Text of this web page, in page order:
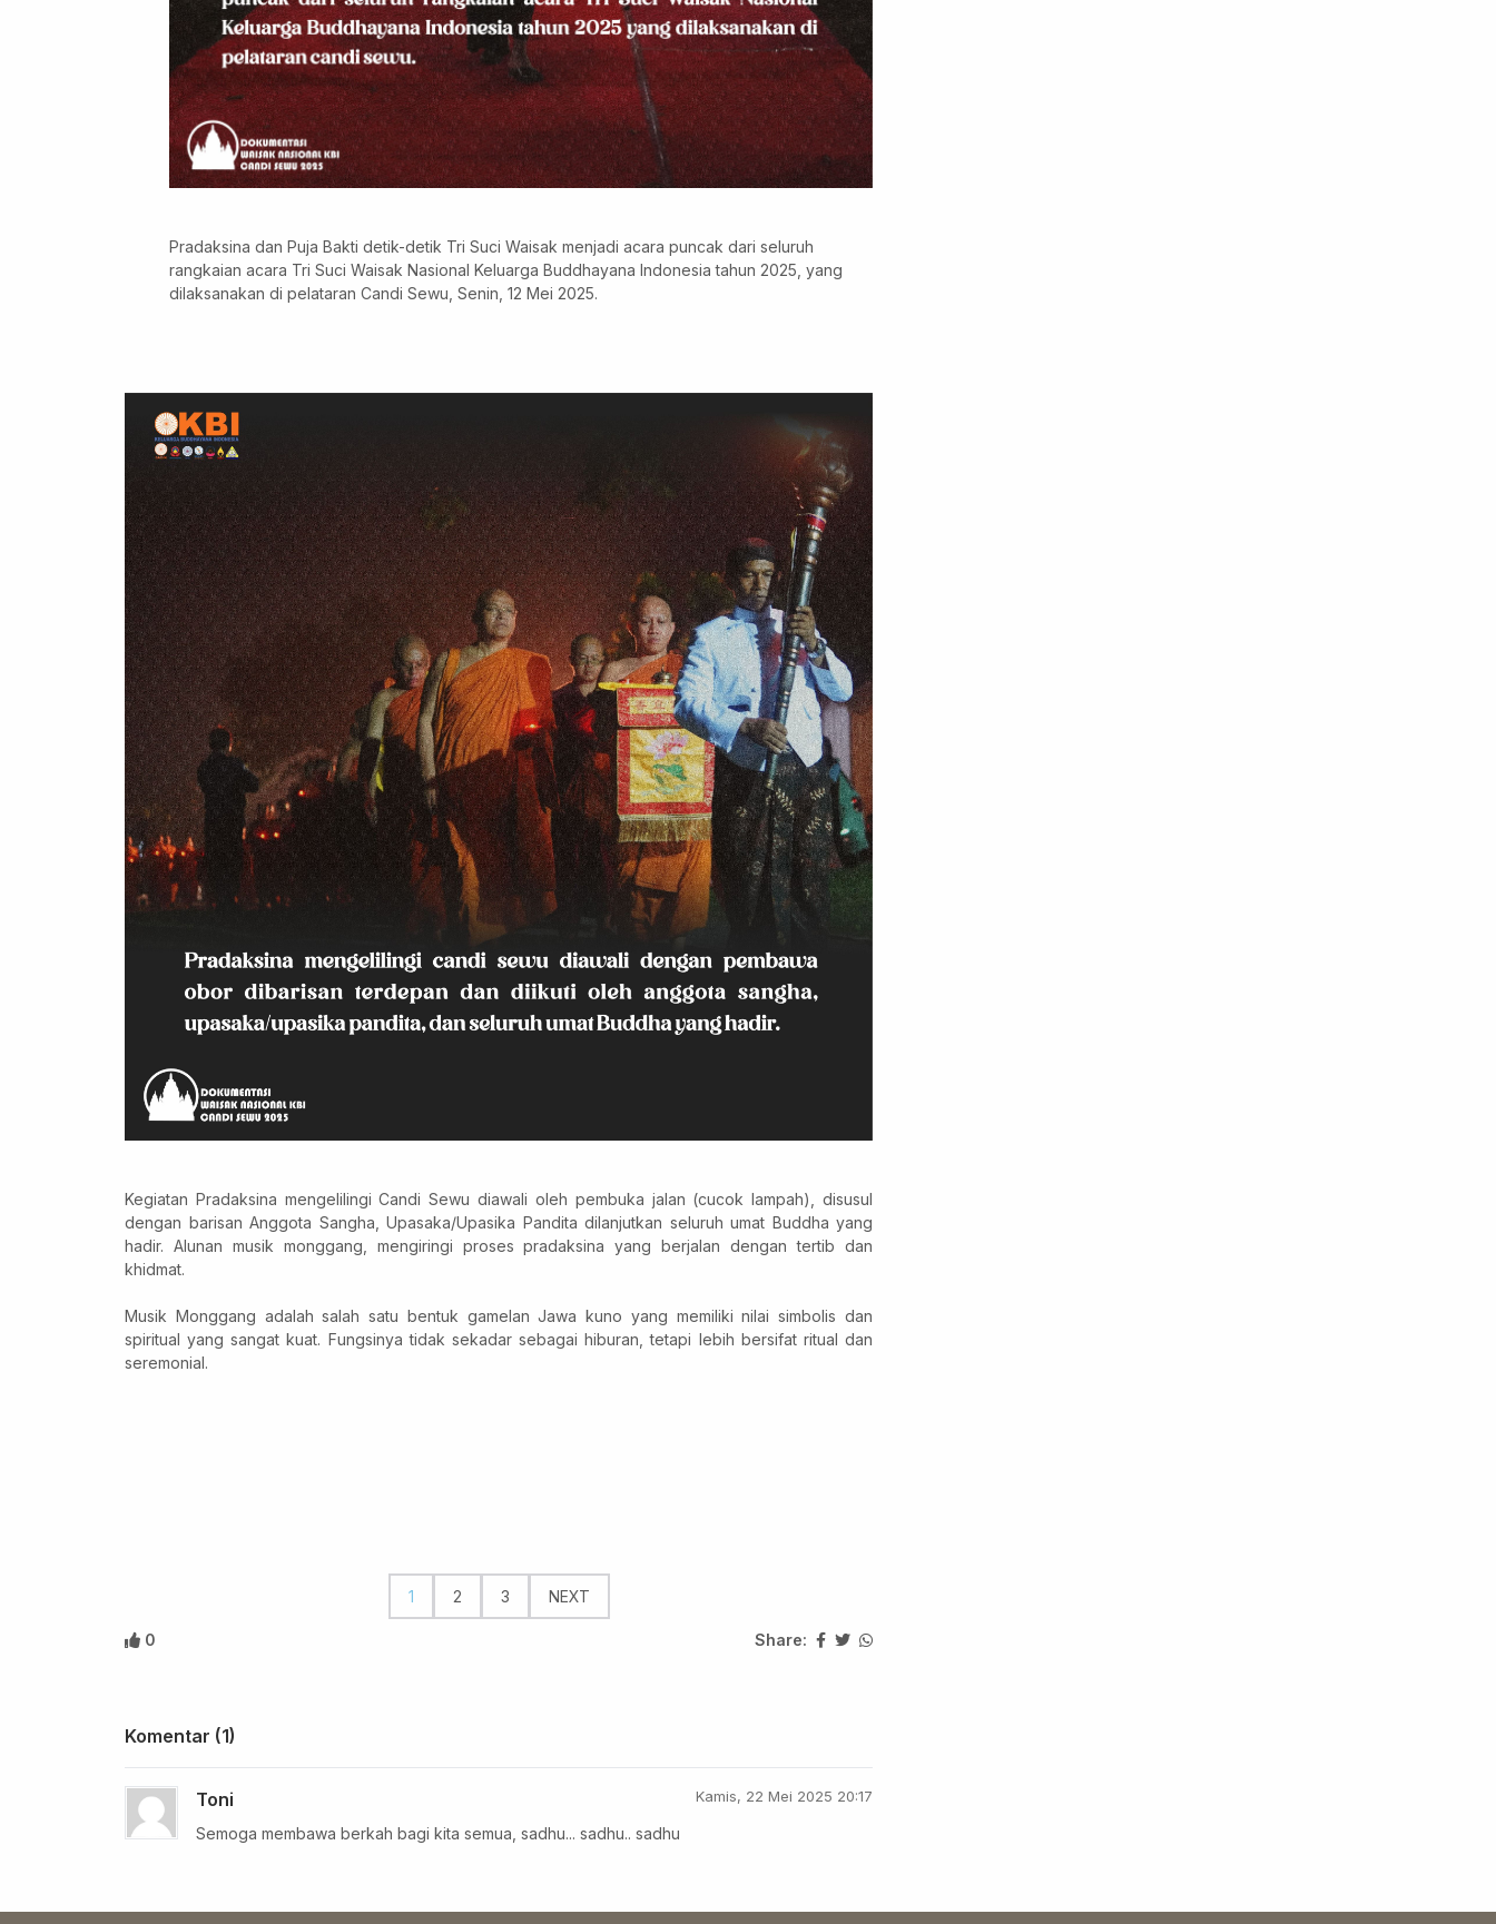
Pradaksina dan Puja Bakti detik-detik Tri Suci Waisak menjadi acara puncak dari seluruh
rangkaian acara Tri Suci Waisak Nasional Keluarga Buddhayana Indonesia tahun 2025, yang
dilaksanakan di pelataran Candi Sewu, Senin, 12 Mei 2025.
Kegiatan Pradaksina mengelilingi Candi Sewu diawali oleh pembuka jalan (cucok lampah), disusul
dengan barisan Anggota Sangha, Upasaka/Upasika Pandita dilanjutkan seluruh umat Buddha yang
hadir. Alunan musik monggang, mengiringi proses pradaksina yang berjalan dengan tertib dan
khidmat.
Musik Monggang adalah salah satu bentuk gamelan Jawa kuno yang memiliki nilai simbolis dan
spiritual yang sangat kuat. Fungsinya tidak sekadar sebagai hiburan, tetapi lebih bersifat ritual dan
seremonial.
1 2 3 NEXT
0 Share:
Komentar (1)
Toni Kamis, 22 Mei 2025 20:17
Semoga membawa berkah bagi kita semua, sadhu... sadhu.. sadhu